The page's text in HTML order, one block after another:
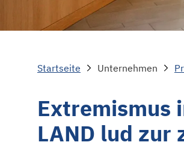
Startseite Unternehmen
Extremismus
LAND lud zur